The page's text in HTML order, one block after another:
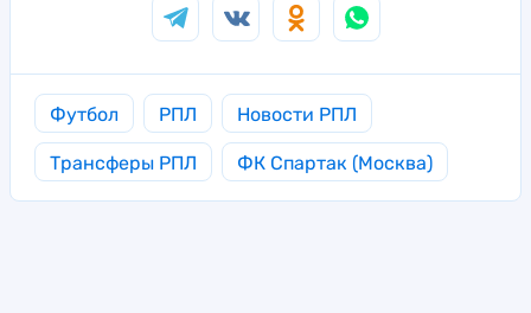
Футбол РПЛ Новости РПЛ
Трансферы РПЛ ФК Спартак (Москва)